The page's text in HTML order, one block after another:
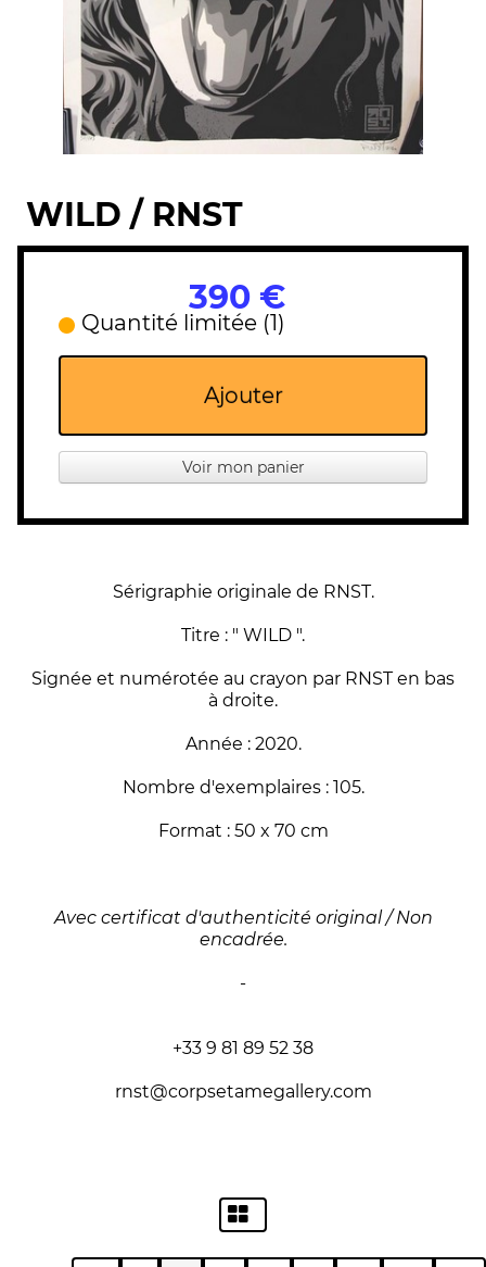
WILD / RNST
390 €
Quantité limitée (1)
Ajouter
Voir mon panier
Sérigraphie originale de RNST.
Titre : " WILD ".
Signée et numérotée au crayon par RNST en bas
à droite.
Année : 2020.
Nombre d'exemplaires : 105.
Format : 50 x 70 cm
Avec certificat d'authenticité original / Non
encadrée.
-
+33 9 81 89 52 38
rnst@corpsetamegallery.com